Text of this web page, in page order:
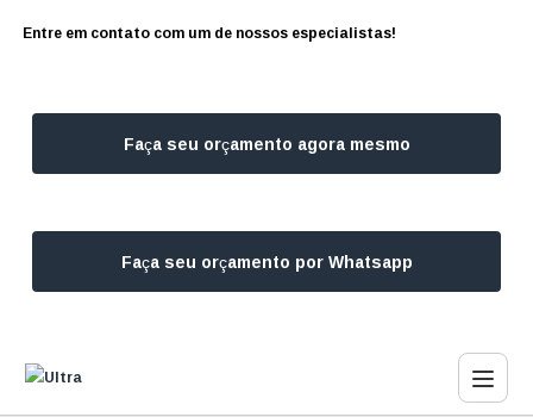
Entre em contato com um de nossos especialistas!
Faça seu orçamento agora mesmo
Faça seu orçamento por Whatsapp